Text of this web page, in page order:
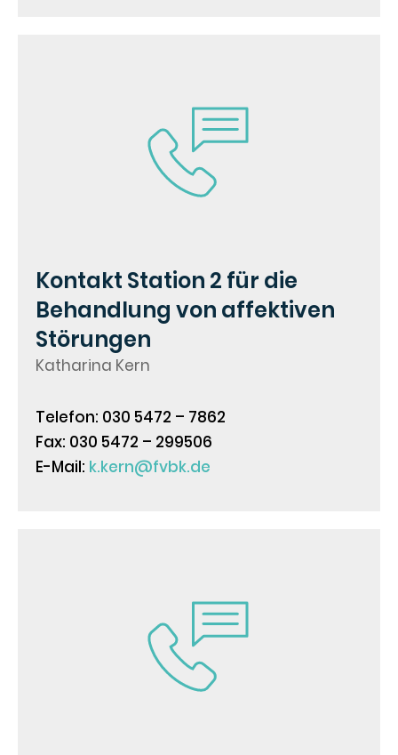
Kontakt Station 2 für die
Behandlung von affektiven
Störungen
Katharina Kern
Telefon: 030 5472 – 7862
Fax: 030 5472 – 299506
E-Mail: k.kern@fvbk.de